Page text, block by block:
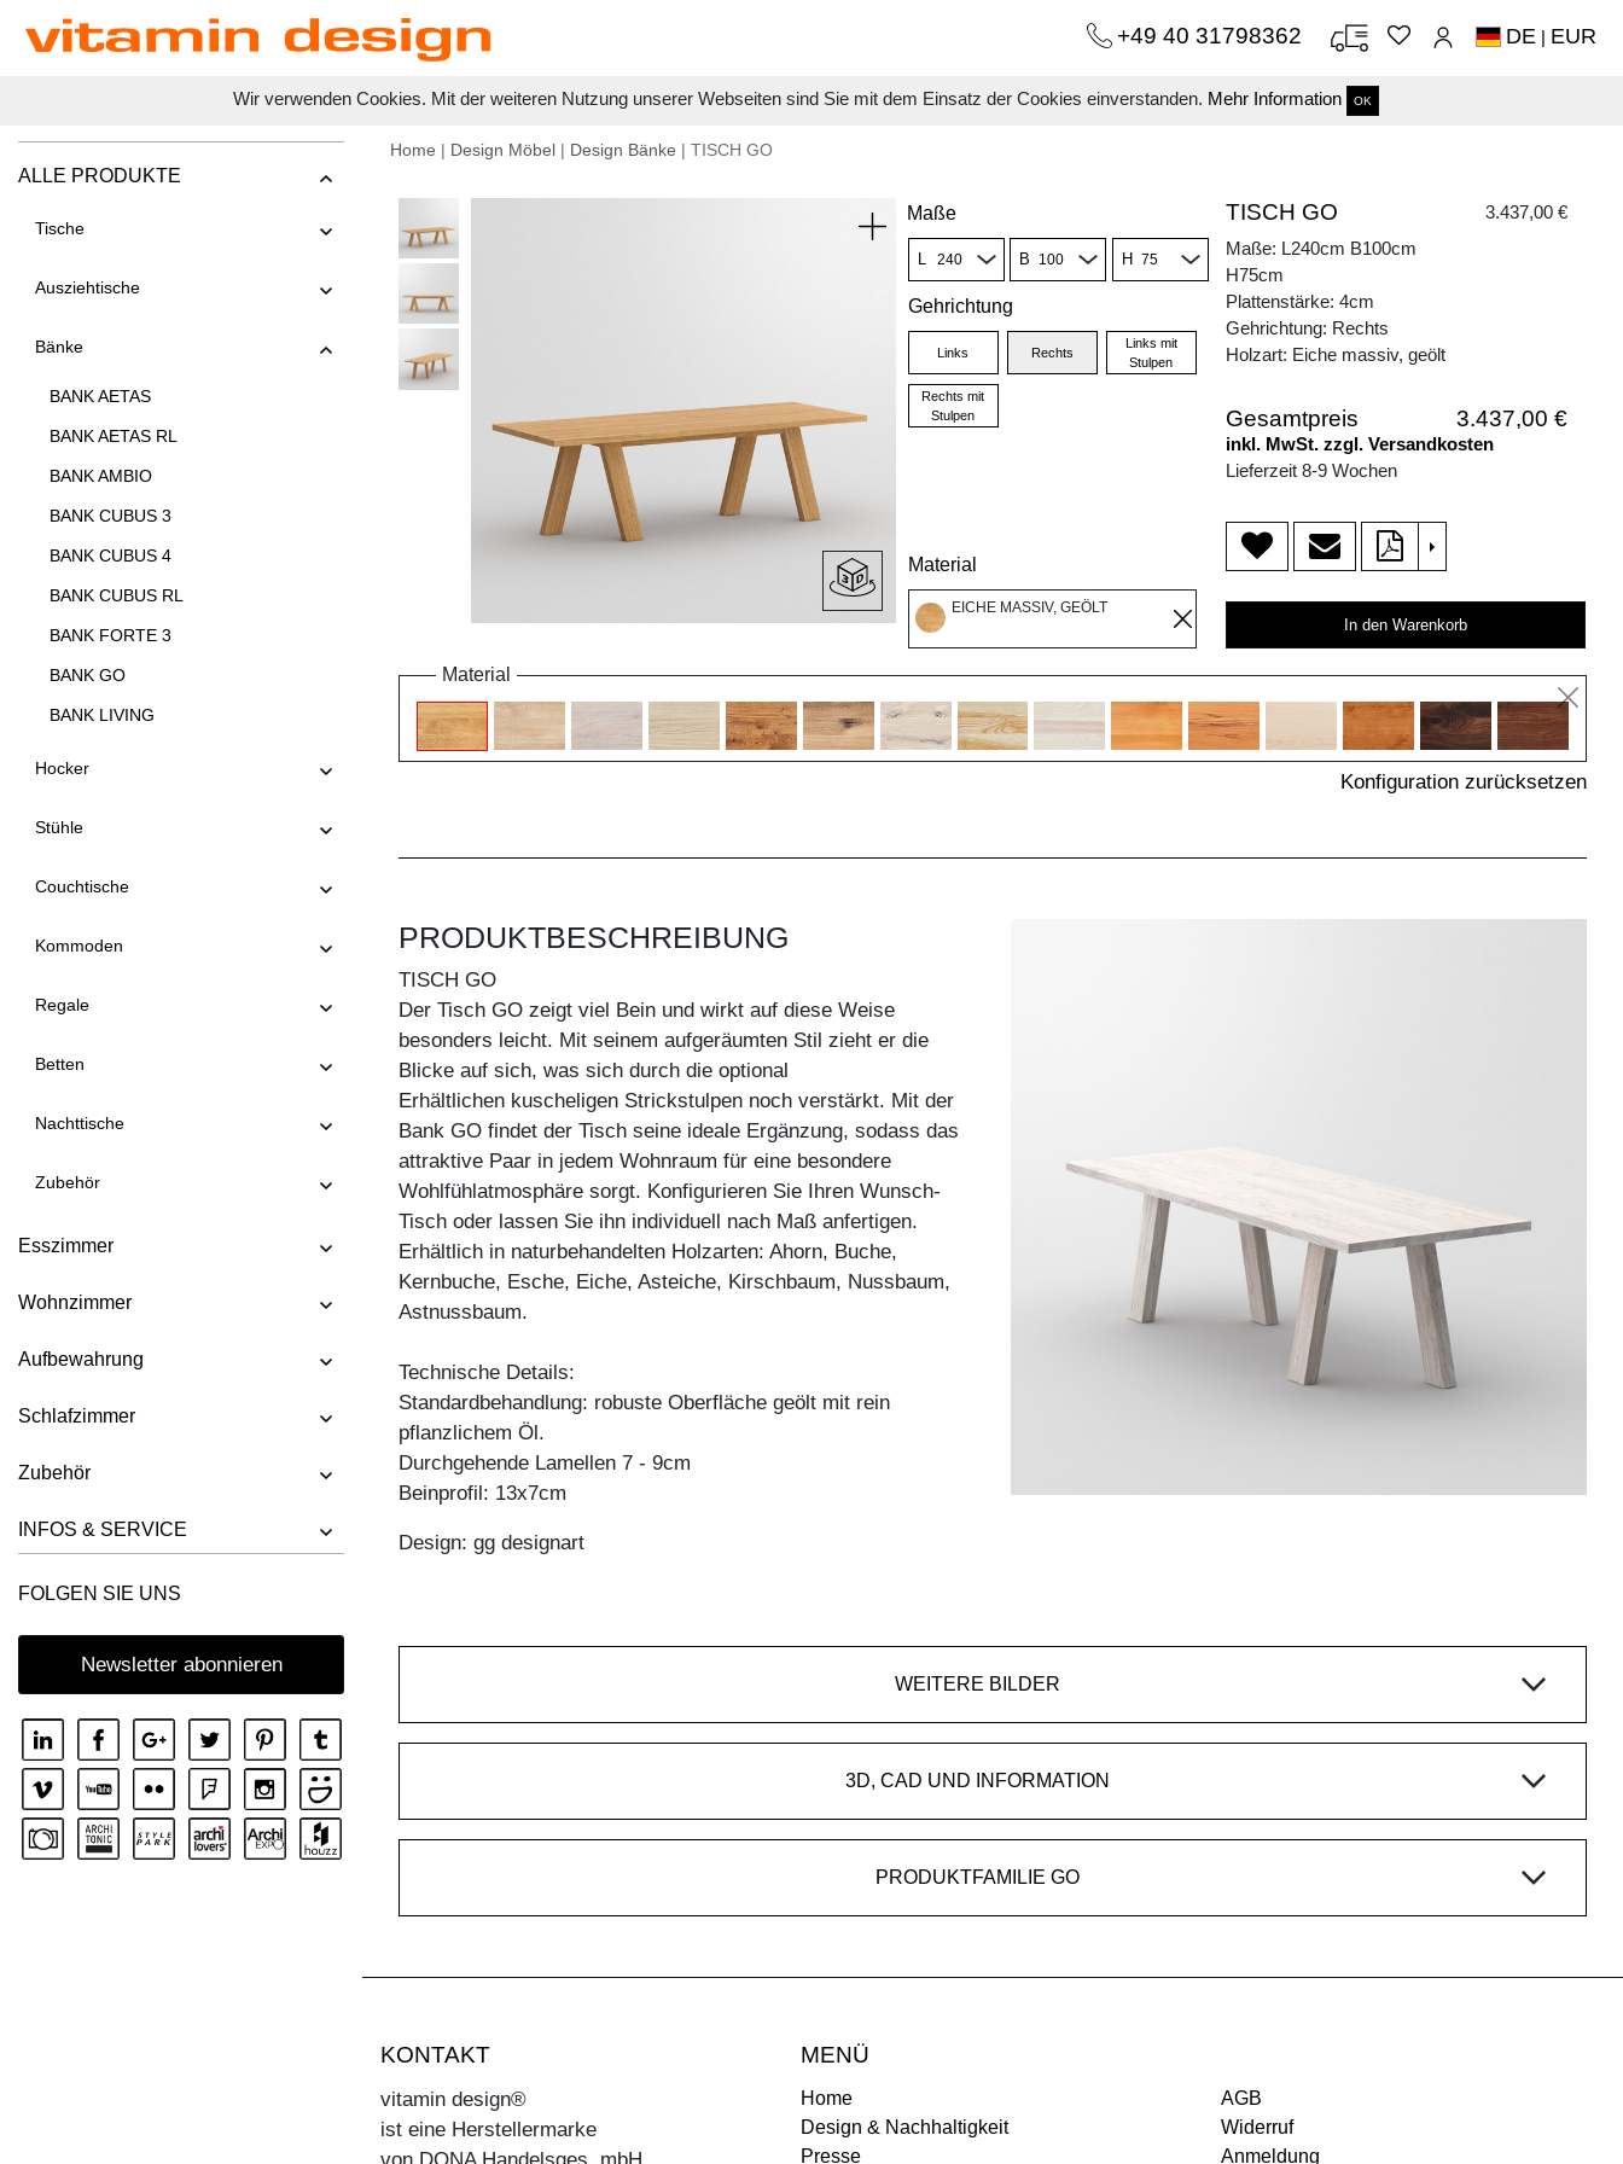
Wir verwenden Cookies. Mit der weiteren Nutzung unserer Webseiten sind Sie mit dem Einsatz der Cookies einverstanden. Mehr Information OK
+49 40 31798362 DE | EUR
ALLE PRODUKTE
Tische
Ausziehtische
Bänke
BANK AETAS
BANK AETAS RL
BANK AMBIO
BANK CUBUS 3
BANK CUBUS 4
BANK CUBUS RL
BANK FORTE 3
BANK GO
BANK LIVING
BANK MENA 3
BANK PAPILIO BASIC
BANK SAGA
BANK SENA
BANK TAURUS 3
Hocker
Stühle
Couchtische
Kommoden
Regale
Betten
Nachttische
Zubehör
Esszimmer
Wohnzimmer
Aufbewahrung
Schlafzimmer
Zubehör
INFOS & SERVICE
FOLGEN SIE UNS
Newsletter abonnieren
Home | Design Möbel | Design Bänke | TISCH GO
Maße
L B H
Gehrichtung
Links Rechts
Links mit
Stulpen
Rechts mit
Stulpen
Material
EICHE MASSIV, GEÖLT
TISCH GO
3.437,00 €
Maße: L240cm B100cm
H75cm
Plattenstärke: 4cm
Gehrichtung: Rechts
Holzart: Eiche massiv, geölt
Gesamtpreis 3.437,00 €
inkl. MwSt. zzgl. Versandkosten
Lieferzeit 8-9 Wochen
>
In den Warenkorb
Material
Konfiguration zurücksetzen
PRODUKTBESCHREIBUNG
TISCH GO
Der Tisch GO zeigt viel Bein und wirkt auf diese Weise
besonders leicht. Mit seinem aufgeräumten Stil zieht er die
Blicke auf sich, was sich durch die optional
Erhältlichen kuscheligen Strickstulpen noch verstärkt. Mit der
Bank GO findet der Tisch seine ideale Ergänzung, sodass das
attraktive Paar in jedem Wohnraum für eine besondere
Wohlfühlatmosphäre sorgt. Konfigurieren Sie Ihren Wunsch-
Tisch oder lassen Sie ihn individuell nach Maß anfertigen.
Erhältlich in naturbehandelten Holzarten: Ahorn, Buche,
Kernbuche, Esche, Eiche, Asteiche, Kirschbaum, Nussbaum,
Astnussbaum.
Technische Details:
Standardbehandlung: robuste Oberfläche geölt mit rein
pflanzlichem Öl.
Durchgehende Lamellen 7 - 9cm
Beinprofil: 13x7cm
Design: gg designart
WEITERE BILDER
3D, CAD UND INFORMATION
PRODUKTFAMILIE GO
KONTAKT
vitamin design®
ist eine Herstellermarke
von DONA Handelsges. mbH
MENÜ
Home
Design & Nachhaltigkeit
Presse
AGB
Widerruf
Anmeldung